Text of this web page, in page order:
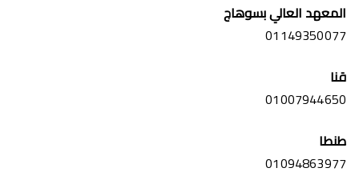
المعهد العالي بسوهاج
01149350077
قنا
01007944650
طنطا
01094863977